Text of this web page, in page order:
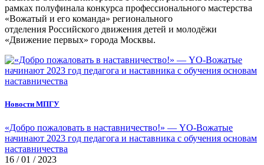
рамках полуфинала конкурса профессионального мастерства
«Вожатый и его команда» регионального
отделения Российского движения детей и молодёжи
«Движение первых» города Москвы.
Новости МПГУ
«Добро пожаловать в наставничество!» — YO-Вожатые
начинают 2023 год педагога и наставника с обучения основам
наставничества
16 / 01 / 2023